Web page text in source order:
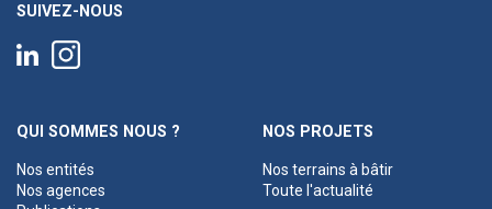
SUIVEZ-NOUS
QUI SOMMES NOUS ?
Nos entités
Nos agences
NOS PROJETS
Nos terrains à bâtir
Toute l'actualité